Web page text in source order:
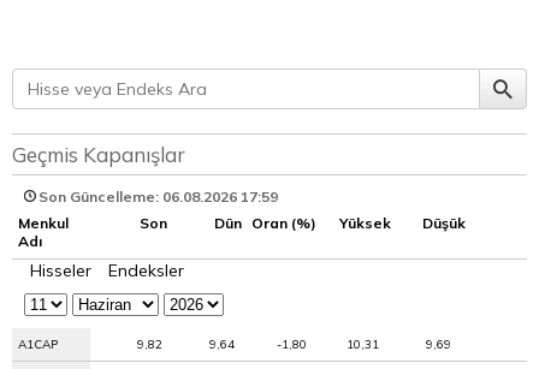
Geçmis Kapanışlar
Son Güncelleme: 06.08.2026 17:59
Menkul
Adı
Son Dün Oran (%) Yüksek Düşük
Hisseler Endeksler
A1CAP 9,82 9,64 -1,80 10,31 9,69